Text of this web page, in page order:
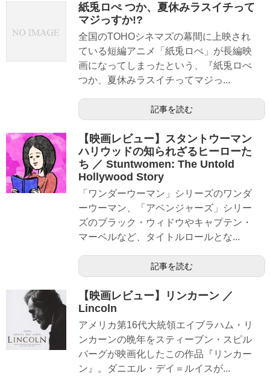
紙兎ロぺ つか、夏休みラスイチって
マジっすか!?
全国のTOHOシネマズの幕間に上映され
ている短編アニメ「紙兎ロぺ」が長編映
画になってしまったという、『紙兎ロぺ
つか、夏休みラスイチってマジっ...
記事を読む
【映画レビュー】スタントウーマン
ハリウッドの知られざるヒーローた
ち ／ Stuntwomen: The Untold
Hollywood Story
「ワンダーウーマン」シリーズのワンダ
ーウーマン、「アベンジャーズ」シリー
ズのブラック・ウィドウやキャプテン・
マーベルなど、タイトルロールとな...
記事を読む
【映画レビュー】リンカーン ／
Lincoln
アメリカ第16代大統領エイブラハム・リ
ンカーンの晩年をスティーブン・スピル
バーグが映画化したこの作品『リンカー
ン』。ダニエル・デイ＝ルイスが...